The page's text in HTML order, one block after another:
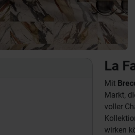
La
Mit
Markt,
voller
wirken